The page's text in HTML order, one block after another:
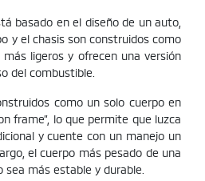
basado en el diseño de un auto,
y el chasis son construidos como
ligeros y ofrecen una versión
del combustible.
como un solo cuerpo en
frame”, lo que permite que luzca
y cuente con un manejo un
el cuerpo más pesado de una
sea más estable y durable.